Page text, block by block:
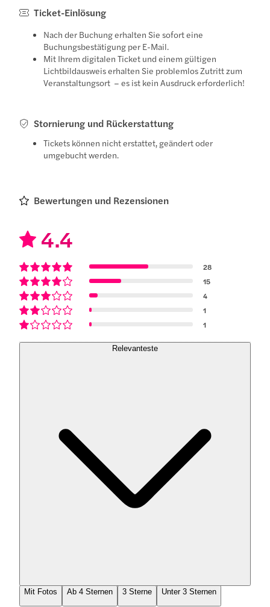
Ticket-Einlösung
Nach der Buchung erhalten Sie sofort eine
Buchungsbestätigung per E-Mail.
Mit Ihrem digitalen Ticket und einem gültigen
Lichtbildausweis erhalten Sie problemlos Zutritt zum
Veranstaltungsort – es ist kein Ausdruck erforderlich!
Stornierung und Rückerstattung
Tickets können nicht erstattet, geändert oder
umgebucht werden.
Bewertungen und Rezensionen
4.4
28
15
4
1
1
Relevanteste
Mit Fotos Ab 4 Sternen 3 Sterne Unter 3 Sternen